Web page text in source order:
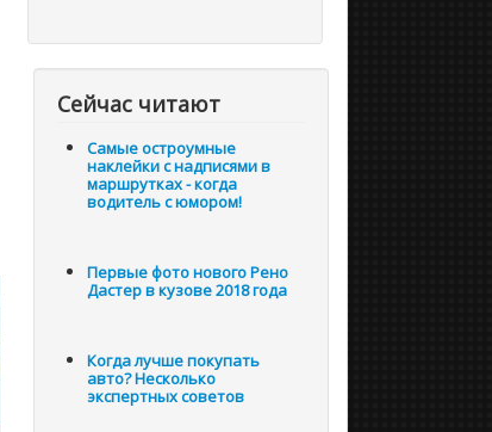
Сейчас читают
Самые остроумные
наклейки с надписями в
маршрутках - когда
водитель с юмором!
Первые фото нового Рено
Дастер в кузове 2018 года
Когда лучше покупать
авто? Несколько
экспертных советов